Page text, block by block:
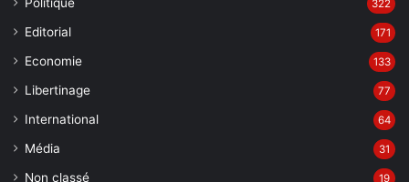
Editorial 171
Economie 133
Libertinage 77
International 64
Média 31
Non classé 19